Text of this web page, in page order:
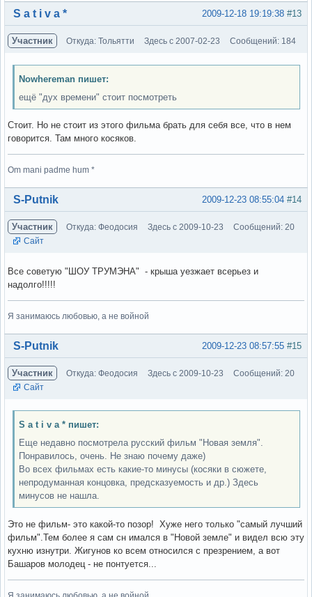
Вне форума #13
2009-12-18 19:19:38
S a t i v a *
Участник Откуда: Тольятти Здесь с 2007-02-23 Сообщений: 184
Nowhereman пишет:
ещё "дух времени" стоит посмотреть
Стоит. Но не стоит из этого фильма брать для себя все, что в нем
говорится. Там много косяков.
Om mani padme hum *
Вне форума #14
2009-12-23 08:55:04
S-Putnik
Участник Откуда: Феодосия Здесь с 2009-10-23
Сообщений: 20
Сайт
Все советую "ШОУ ТРУМЭНА" - крыша уезжает всерьез и
надолго!!!!!
Я занимаюсь любовью, а не войной
Вне форума #15
2009-12-23 08:57:55
S-Putnik
Участник Откуда: Феодосия Здесь с 2009-10-23
Сообщений: 20
Сайт
S a t i v a * пишет:
Еще недавно посмотрела русский фильм "Новая земля".
Понравилось, очень. Не знаю почему даже)
Во всех фильмах есть какие-то минусы (косяки в сюжете,
непродуманная концовка, предсказуемость и др.) Здесь
минусов не нашла.
Это не фильм- это какой-то позор! Хуже него только "самый лучший
фильм".Тем более я сам сн имался в "Новой земле" и видел всю эту
кухню изнутри. Жигунов ко всем относился с презрением, а вот
Башаров молодец - не понтуется...